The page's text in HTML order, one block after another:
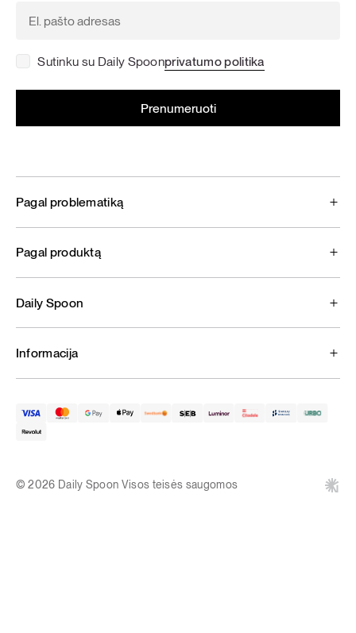
Sutinku su Daily Spoonprivatumo politika
Pagal problematiką
Pagal produktą
Daily Spoon
Informacija
© 2026 Daily Spoon Visos teisės saugomos